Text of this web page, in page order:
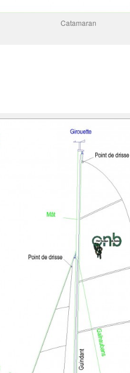
Catamaran